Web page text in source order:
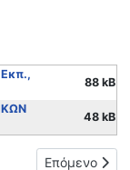
Εκπ.,
88 kB
48 kB
τοπικού δικτύου
Επόμενο
Επόμενο